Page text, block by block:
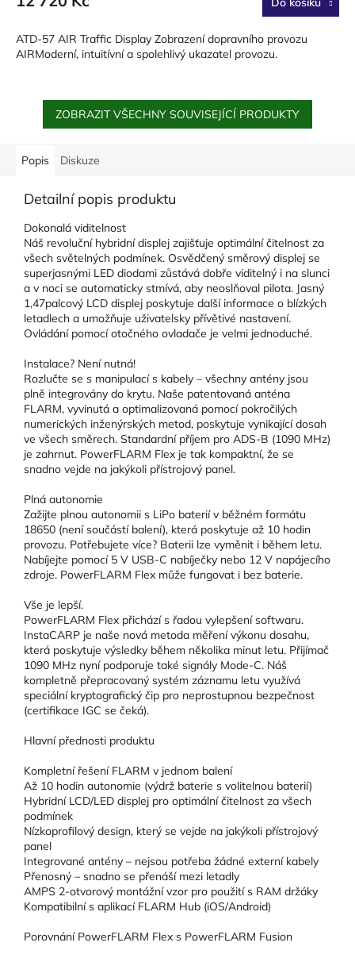
ATD-57 AIR Traffic Display Zobrazení dopravního provozu
AIRModerní, intuitívní a spolehlivý ukazatel provozu.
ZOBRAZIT VŠECHNY SOUVISEJÍCÍ PRODUKTY
Popis Diskuze
Detailní popis produktu
Dokonalá viditelnost
Náš revoluční hybridní displej zajišťuje optimální čitelnost za
všech světelných podmínek. Osvědčený směrový displej se
superjasnými LED diodami zůstává dobře viditelný i na slunci
a v noci se automaticky stmívá, aby neoslňoval pilota. Jasný
1,47palcový LCD displej poskytuje další informace o blízkých
letadlech a umožňuje uživatelsky přívětivé nastavení.
Ovládání pomocí otočného ovladače je velmi jednoduché.
Instalace? Není nutná!
Rozlučte se s manipulací s kabely – všechny antény jsou
plně integrovány do krytu. Naše patentovaná anténa
FLARM, vyvinutá a optimalizovaná pomocí pokročilých
numerických inženýrských metod, poskytuje vynikající dosah
ve všech směrech. Standardní příjem pro ADS-B (1090 MHz)
je zahrnut. PowerFLARM Flex je tak kompaktní, že se
snadno vejde na jakýkoli přístrojový panel.
Plná autonomie
Zažijte plnou autonomii s LiPo baterií v běžném formátu
18650 (není součástí balení), která poskytuje až 10 hodin
provozu. Potřebujete více? Baterii lze vyměnit i během letu.
Nabíjejte pomocí 5 V USB-C nabíječky nebo 12 V napájecího
zdroje. PowerFLARM Flex může fungovat i bez baterie.
Vše je lepší.
PowerFLARM Flex přichází s řadou vylepšení softwaru.
InstaCARP je naše nová metoda měření výkonu dosahu,
která poskytuje výsledky během několika minut letu. Přijímač
1090 MHz nyní podporuje také signály Mode-C. Náš
kompletně přepracovaný systém záznamu letu využívá
speciální kryptografický čip pro neprostupnou bezpečnost
(certifikace IGC se čeká).
Hlavní přednosti produktu
Kompletní řešení FLARM v jednom balení
Až 10 hodin autonomie (výdrž baterie s volitelnou baterií)
Hybridní LCD/LED displej pro optimální čitelnost za všech
podmínek
Nízkoprofilový design, který se vejde na jakýkoli přístrojový
panel
Integrované antény – nejsou potřeba žádné externí kabely
Přenosný – snadno se přenáší mezi letadly
AMPS 2-otvorový montážní vzor pro použití s RAM držáky
Kompatibilní s aplikací FLARM Hub (iOS/Android)
Porovnání PowerFLARM Flex s PowerFLARM Fusion